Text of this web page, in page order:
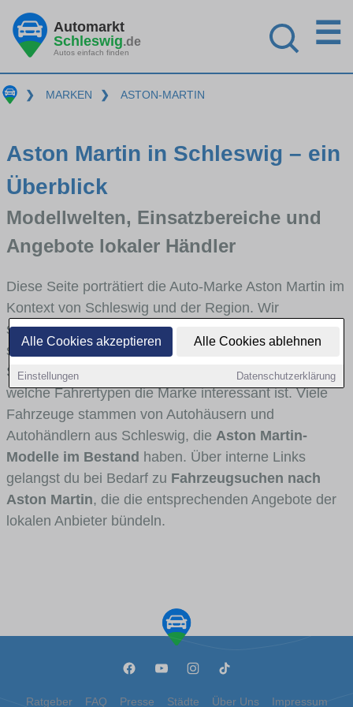
Alle Cookies akzeptieren Alle Cookies ablehnen
Einstellungen Datenschutzerklärung
Automarkt
Schleswig.de
Autos einfach finden
☰
❯ MARKEN ❯ ASTON-MARTIN
Aston Martin in Schleswig – ein
Überblick
Modellwelten, Einsatzbereiche und
Angebote lokaler Händler
Diese Seite porträtiert die Auto-Marke Aston Martin im
Kontext von Schleswig und der Region. Wir
skizzieren, in welchen Fahrzeugklassen Aston Martin
stark vertreten ist, welche Modellreihen häufig im
Stadt- und Umlandverkehr zu sehen sind und für
welche Fahrertypen die Marke interessant ist. Viele
Fahrzeuge stammen von Autohäusern und
Autohändlern aus Schleswig, die Aston Martin-
Modelle im Bestand haben. Über interne Links
gelangst du bei Bedarf zu Fahrzeugsuchen nach
Aston Martin, die die entsprechenden Angebote der
lokalen Anbieter bündeln.
Ratgeber FAQ Presse Städte Über Uns Impressum